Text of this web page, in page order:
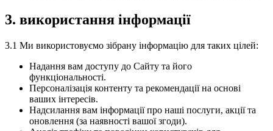
3. використання інформації
3.1 Ми використовуємо зібрану інформацію для таких цілей:
Надання вам доступу до Сайту та його
функціональності.
Персоналізація контенту та рекомендації на основі
ваших інтересів.
Надсилання вам інформації про наші послуги, акції та
оновлення (за наявності вашої згоди).